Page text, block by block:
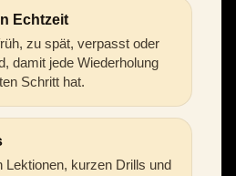
Echtzeit
zu spät, verpasst oder
damit jede Wiederholung
Schritt hat.
Lektionen, kurzen Drills und